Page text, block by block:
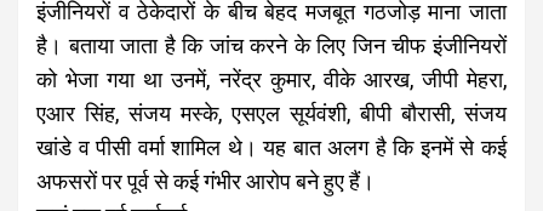
इंजीनियरों व ठेकेदारों के बीच बेहद मजबूत गठजोड़ माना जाता
है। बताया जाता है कि जांच करने के लिए जिन चीफ इंजीनियरों
को भेजा गया था उनमें, नरेंद्र कुमार, वीके आरख, जीपी मेहरा,
एआर सिंह, संजय मस्के, एसएल सूर्यवंशी, बीपी बौरासी, संजय
खांडे व पीसी वर्मा शामिल थे। यह बात अलग है कि इनमें से कई
अफसरों पर पूर्व से कई गंभीर आरोप बने हुए हैं।